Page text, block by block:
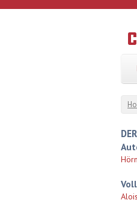
Overslaan en naar de inhoud gaan
van